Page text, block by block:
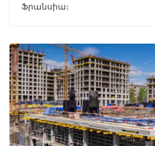
Ֆրանսիա։